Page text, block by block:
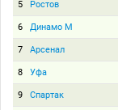
5 Ростов
6 Динамо М
7 Арсенал
8 Уфа
9 Спартак